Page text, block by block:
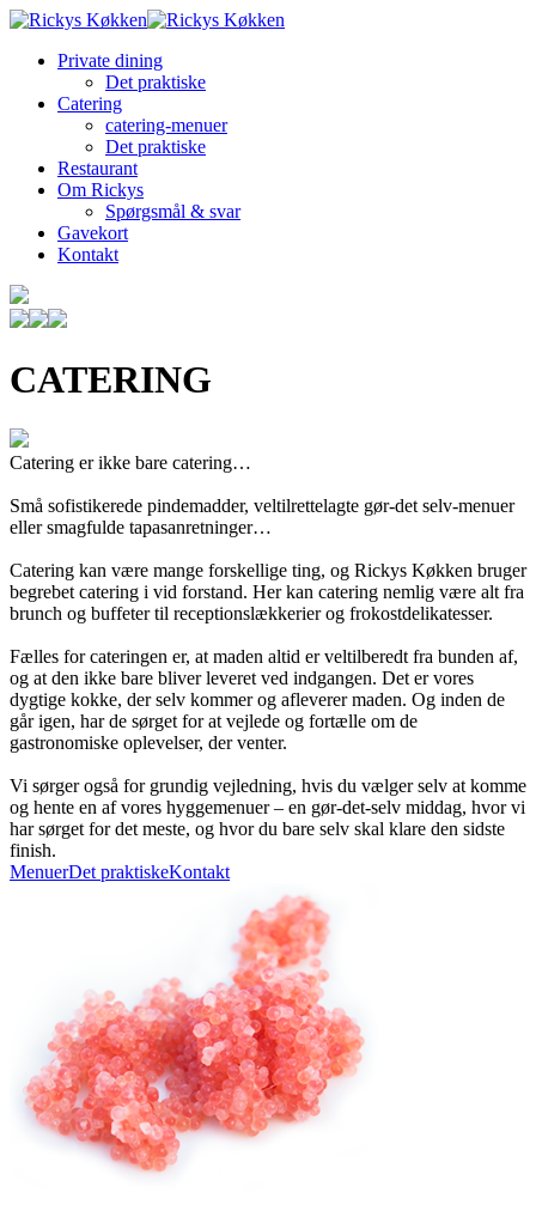
Private dining
Det praktiske
Catering
catering-menuer
Det praktiske
Restaurant
Om Rickys
Spørgsmål & svar
Gavekort
Kontakt
CATERING
Catering er ikke bare catering…
Små sofistikerede pindemadder, veltilrettelagte gør-det selv-menuer
eller smagfulde tapasanretninger…
Catering kan være mange forskellige ting, og Rickys Køkken bruger
begrebet catering i vid forstand. Her kan catering nemlig være alt fra
brunch og buffeter til receptionslækkerier og frokostdelikatesser.
Fælles for cateringen er, at maden altid er veltilberedt fra bunden af,
og at den ikke bare bliver leveret ved indgangen. Det er vores
dygtige kokke, der selv kommer og afleverer maden. Og inden de
går igen, har de sørget for at vejlede og fortælle om de
gastronomiske oplevelser, der venter.
Vi sørger også for grundig vejledning, hvis du vælger selv at komme
og hente en af vores hyggemenuer – en gør-det-selv middag, hvor vi
har sørget for det meste, og hvor du bare selv skal klare den sidste
finish.
MenuerDet praktiskeKontakt